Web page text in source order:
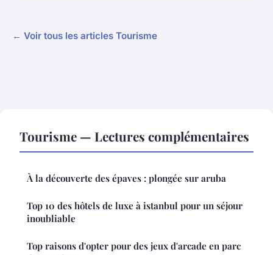
← Voir tous les articles Tourisme
Tourisme — Lectures complémentaires
À la découverte des épaves : plongée sur aruba
Top 10 des hôtels de luxe à istanbul pour un séjour
inoubliable
Top raisons d'opter pour des jeux d'arcade en parc